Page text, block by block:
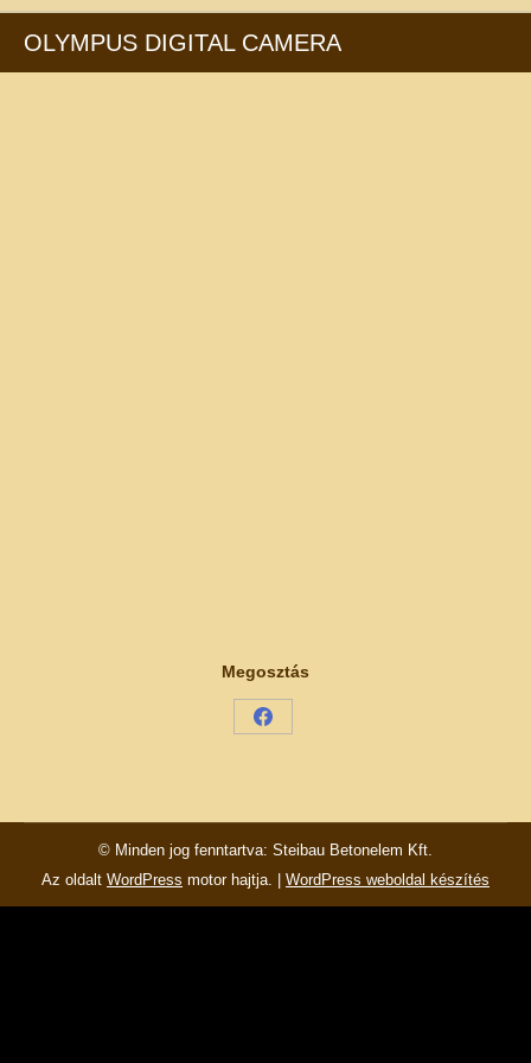
OLYMPUS DIGITAL CAMERA
Megosztás
Share
© Minden jog fenntartva: Steibau Betonelem Kft.
Az oldalt WordPress motor hajtja. | WordPress weboldal készítés